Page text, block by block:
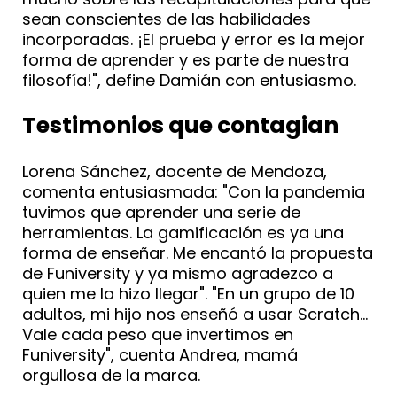
sean conscientes de las habilidades
incorporadas. ¡El prueba y error es la mejor
forma de aprender y es parte de nuestra
filosofía!", define Damián con entusiasmo.
Testimonios que contagian
Lorena Sánchez, docente de Mendoza,
comenta entusiasmada: "Con la pandemia
tuvimos que aprender una serie de
herramientas. La gamificación es ya una
forma de enseñar. Me encantó la propuesta
de Funiversity y ya mismo agradezco a
quien me la hizo llegar". "En un grupo de 10
adultos, mi hijo nos enseñó a usar Scratch...
Vale cada peso que invertimos en
Funiversity", cuenta Andrea, mamá
orgullosa de la marca.